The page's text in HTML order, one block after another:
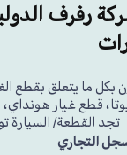
رفرف
بكل ما يتعلق بقطع
قطع غيار
تجد القطعة/ السيارة
التجاري